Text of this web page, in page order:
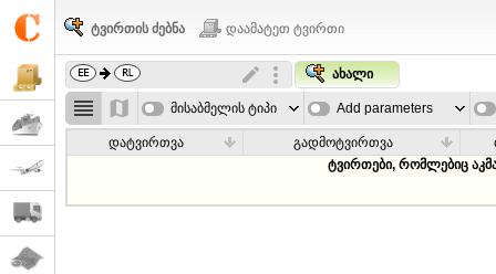
ტვირთის ძებნა დაამატეთ ტვირთი
ახალი
მისაბმელის ტიპი Add parameters
დატვირთვა გადმოტვირთვა
ტვირთები, რომლებიც